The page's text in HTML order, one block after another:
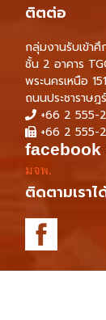
ติตต่อ
กลุ่มงานรับเข้า
ชั้น 2 อาคาร
พระนครเหนือ
ถนนประชาราษ
+66 2 555-
+66 2 555-
facebook
มจพ.
ติดตามเราไ